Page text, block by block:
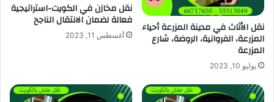
نقل الأثاث في مدينة المزرعة أحياء
المزرعة، الفروانية، الروضة، شارع
المزرعة
يوليو 10, 2023
نقل مخازن في الكويت-استراتيجية
فعالة لضمان الانتقال الناجح
أغسطس 11, 2023